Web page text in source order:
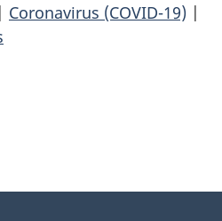
| Coronavirus (COVID-19) |